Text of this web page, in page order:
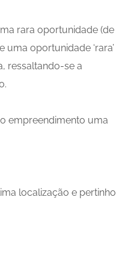
rara oportunidade (de
oportunidade ‘rara’
ressaltando-se a
empreendimento uma
localização e pertinho